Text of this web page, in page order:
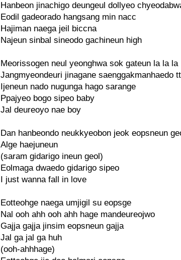
Hanbeon jinachigo deungeul dollyeo
Eodil gadeorado hangsang min nacc
Hajiman naega jeil biccna
Najeun sinbal sineodo gachineun high
Meorissogen neul yeonghwa sok gateun la la la
Jangmyeondeuri jinagane saenggakmanhaedo
Ijeneun nado nugunga hago sarange
Ppajyeo bogo sipeo baby
Jal deureoyo nae boy
Dan hanbeondo neukkyeobon jeok eopsneun
Alge haejuneun
(saram gidarigo ineun geol)
Eolmaga dwaedo gidarigo sipeo
I just wanna fall in love
Eotteohge naega umjigil su eopsge
Nal ooh ahh ooh ahh hage mandeureojwo
Gajja gajja jinsim eopsneun gajja
Jal ga jal ga huh
(ooh-ahhhage)